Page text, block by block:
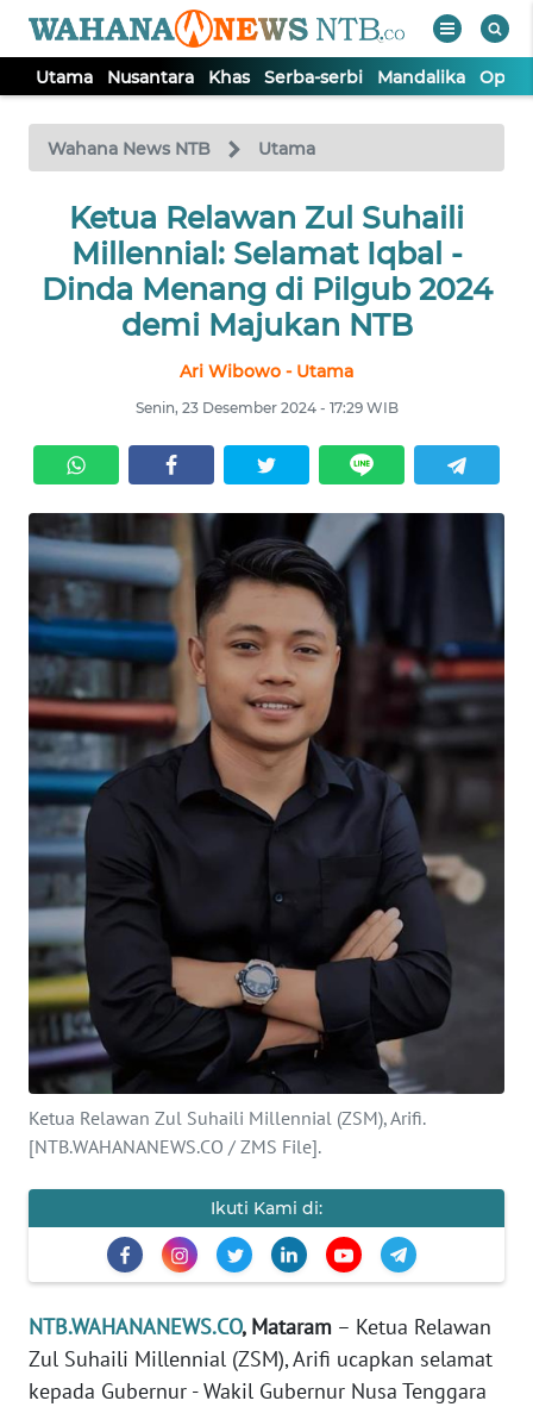
Utama Nusantara Khas Serba-serbi Mandalika Opini
Wahana News NTB Utama
Ketua Relawan Zul Suhaili
Millennial: Selamat Iqbal -
Dinda Menang di Pilgub 2024
demi Majukan NTB
Ari Wibowo - Utama
Senin, 23 Desember 2024 - 17:29 WIB
Ketua Relawan Zul Suhaili Millennial (ZSM), Arifi.
[NTB.WAHANANEWS.CO / ZMS File].
Ikuti Kami di:
NTB.WAHANANEWS.CO, Mataram – Ketua Relawan
Zul Suhaili Millennial (ZSM), Arifi ucapkan selamat
kepada Gubernur - Wakil Gubernur Nusa Tenggara
TV
Tutup
UTAMA
NUSANTARA
SERBI
MANDALIKA
OPINI
Informasi
INDEKS
BERITA
KONTAK
KAMI
INFO
IKLAN
TENTANG
KAMI
PEDOMAN
MEDIA
SIBER
REDAKSI
DISCLAIMER
News
Regional